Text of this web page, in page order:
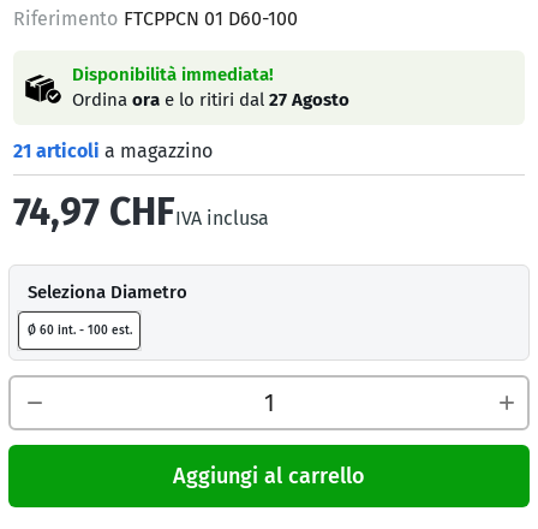
Riferimento FTCPPCN 01 D60-100
Disponibilità immediata!
Ordinaora e lo ritiri dal27 Agosto
21 articolia magazzino
74,97 CHFIVA inclusa
Seleziona Diametro
Ø 60 int. - 100 est.
Aggiungi al carrello